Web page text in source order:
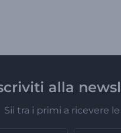
alla
Sii tra i primi a ricevere